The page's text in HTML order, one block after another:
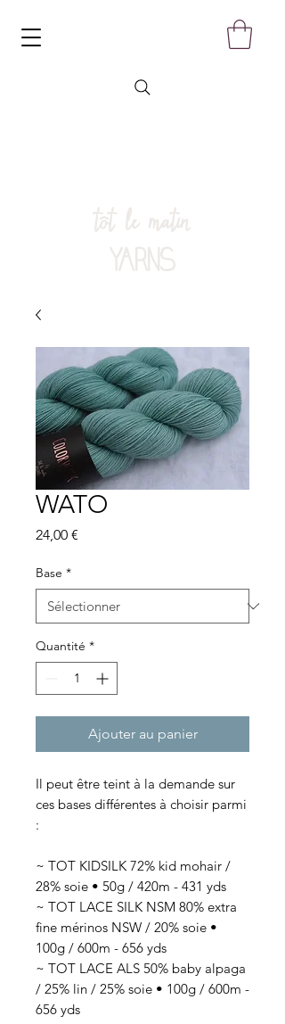
tôt le matin
YARNS
WATO
24,00 €
Base *
Quantité *
Ajouter au panier
Il peut être teint à la demande sur
ces bases différentes à choisir parmi
:
~ TOT KIDSILK 72% kid mohair /
28% soie • 50g / 420m - 431 yds
~ TOT LACE SILK NSM 80% extra
fine mérinos NSW / 20% soie •
100g / 600m - 656 yds
~ TOT LACE ALS 50% baby alpaga
/ 25% lin / 25% soie • 100g / 600m -
656 yds